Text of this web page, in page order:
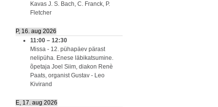
Kavas J. S. Bach, C. Franck, P.
Fletcher
P, 16. aug 2026
11:00 – 12:30
Missa - 12. pühapäev pärast
nelipüha. Enese läbikatsumine.
õpetaja Joel Siim, diakon Renè
Paats, organist Gustav - Leo
Kivirand
E, 17. aug 2026